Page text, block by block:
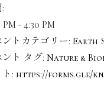
PM - 4:30 PM
ントカテゴリー: Earth
ント タグ: Nature &
: https://forms.gle/